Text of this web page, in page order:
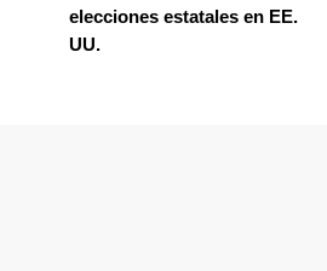
elecciones estatales en EE.
UU.